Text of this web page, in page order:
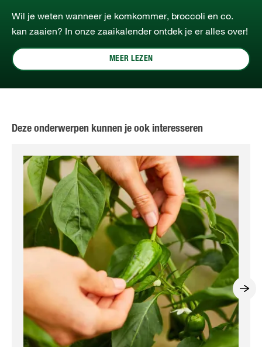
Wil je weten wanneer je komkommer, broccoli en co.
kan zaaien? In onze zaaikalender ontdek je er alles over!
MEER LEZEN
Deze onderwerpen kunnen je ook interesseren